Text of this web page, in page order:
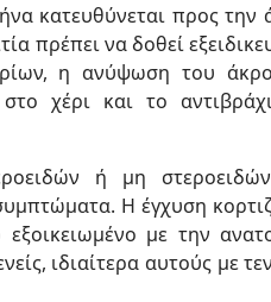
κατευθύνεται προς την
πρέπει να δοθεί
η ανύψωση του
χέρι και το
ή μη
Η έγχυση
με την
ιδιαίτερα αυτούς με